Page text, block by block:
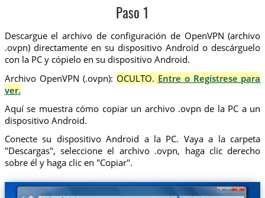
Paso 1
Descargue el archivo de configuración de OpenVPN (archivo
.ovpn) directamente en su dispositivo Android o descárguelo
con la PC y cópielo en su dispositivo Android.
Archivo OpenVPN (.ovpn): OCULTO. Entre o Regístrese para
ver.
Aquí se muestra cómo copiar un archivo .ovpn de la PC a un
dispositivo Android.
Conecte su dispositivo Android a la PC. Vaya a la carpeta
"Descargas", seleccione el archivo .ovpn, haga clic derecho
sobre él y haga clic en "Copiar".